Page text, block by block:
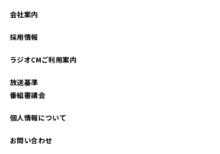
2021年09月
会社案内
採用情報
ラジオCMご利用案内
放送基準
番組審議会
個人情報について
お問い合わせ